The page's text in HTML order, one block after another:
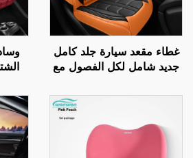
غطاء مقعد سيارة جلد كامل
جديد شامل لكل الفصول مع
مبيعًا على أمازون
غير